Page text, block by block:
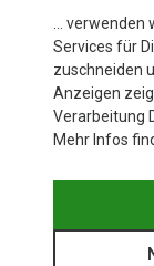
… verwenden
Services für
zuschneiden
Anzeigen
Verarbeitung
Mehr Infos